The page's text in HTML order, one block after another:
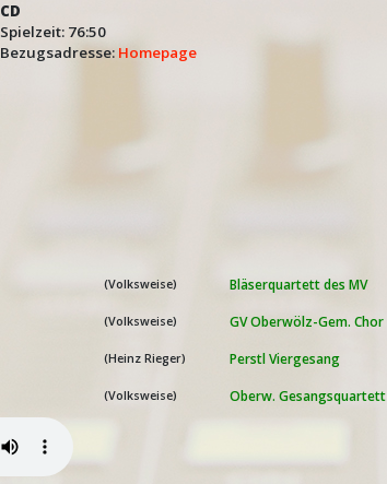
CD
Spielzeit: 76:50
Bezugsadresse: Homepage
(Volksweise) Bläserquartett des MV
(Volksweise) GV Oberwölz-Gem. Chor
(Heinz Rieger) Perstl Viergesang
(Volksweise) Oberw. Gesangsquartett